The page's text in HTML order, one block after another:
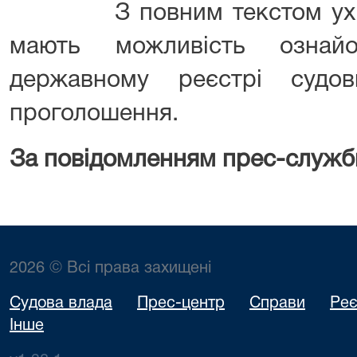
З повним текстом
мають можливість
державному реєстрі
проголошення.
За повідомленням прес-
2026 © Всі права захищені
Судова влада Прес-центр Справи
Інше